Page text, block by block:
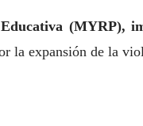
(MYRP),
la expansión de la